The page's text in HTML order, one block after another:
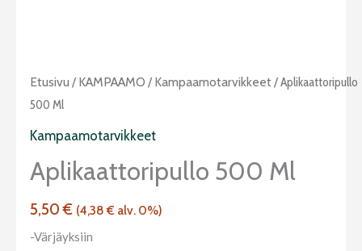
Etusivu / KAMPAAMO / Kampaamotarvikkeet/ Aplikaattoripullo
500 Ml
Kampaamotarvikkeet
Aplikaattoripullo 500 Ml
5,50€ (4,38€ alv. 0%)
-Värjäyksiin
Aplikaattoripullo
500
ml